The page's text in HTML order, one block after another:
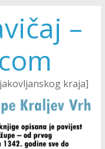
–
kraja]